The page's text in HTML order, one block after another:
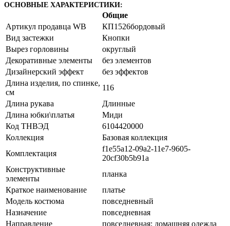
ОСНОВНЫЕ ХАРАКТЕРИСТИКИ:
Общие
Артикул продавца WB
КП1526бордовый
Вид застежки
Кнопки
Вырез горловины
округлый
Декоративные элементы
без элементов
Дизайнерский эффект
без эффектов
Длина изделия, по спинке,
см
116
Длина рукава
Длинные
Длина юбки\платья
Миди
Код ТНВЭД
6104420000
Коллекция
Базовая коллекция
Комплектация
f1e55a12-09a2-11e7-9605-
20cf30b5b91a
Конструктивные
элементы
планка
Краткое наименование
платье
Модель костюма
повседневный
Назначение
повседневная
Направление
повседневная; домашняя одежда